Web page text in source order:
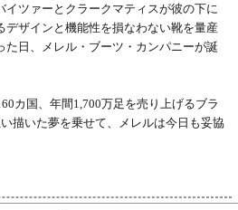
イツァーとクラークマティスが彼の下に
デザインと機能性を損なわない靴を量産
た日、メレル・ブーツ・カンパニーが誕
カ国、年間1,700万足を売り上げるブラ
描いた夢を乗せて、メレルは今日も妥協